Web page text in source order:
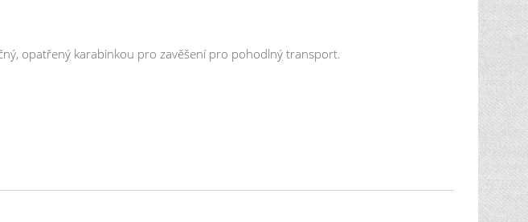
opatřený karabinkou pro zavěšení pro pohodlný transport.